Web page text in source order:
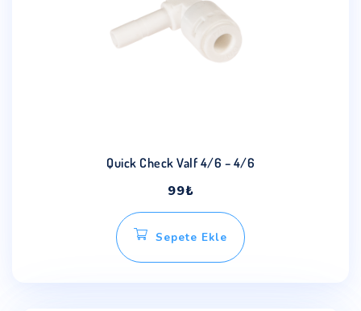
Quick Check Valf 4/6 – 4/6
99₺
Sepete Ekle